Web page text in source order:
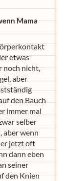
Mama
etwas
noch nicht,
aber
den Bauch
immer mal
selber
aber wenn
jetzt oft
dann eben
seiner
den Knien